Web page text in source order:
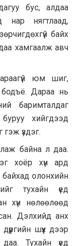
бус, алдаа
нар нягтлаад,
байх
хамгаалж авч
юм шиг,
бодъё. Дараа нь
баримталдаг
хийгдээд
үздэг.
байна л даа.
хоёр хүн ард
байхад олонхийн
тухайн үед
хүн нөлөөлөөд
Дэлхийд анх
шүүх дээр
Тухайн үед